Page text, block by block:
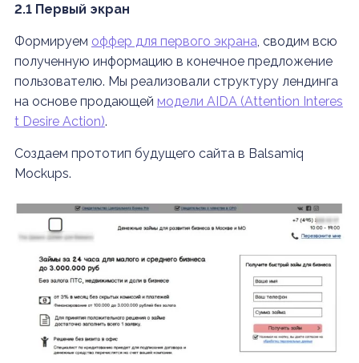
2.1 Первый экран
Формируем оффер для первого экрана , сводим всю
полученную информацию в конечное предложение
пользователю. Мы реализовали структуру лендинга
на основе продающей модели AIDA (Attention Interes
t Desire Action).
Создаем прототип будущего сайта в Balsamiq
Mockups.